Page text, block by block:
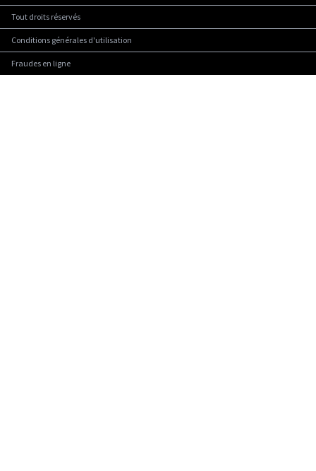
Tout droits réservés
Conditions générales d'utilisation
Fraudes en ligne